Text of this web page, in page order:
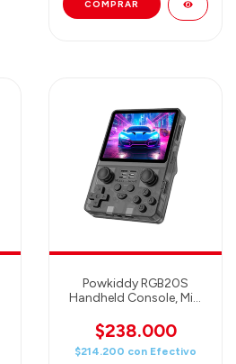
Powkiddy RGB20S
Handheld Console, Mini
3,5 inch PANTALLA IPS -
16GB+128GB + 20000
Games
$238.000
$214.200 con Efectivo